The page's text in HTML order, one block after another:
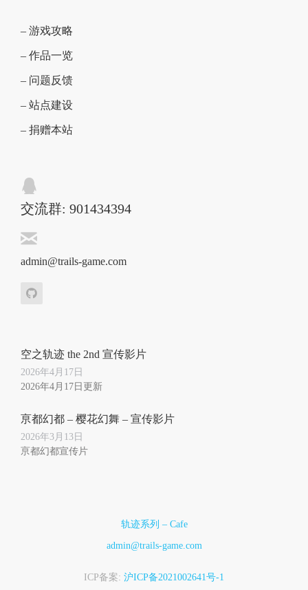
– 游戏攻略
– 作品一览
– 问题反馈
– 站点建设
– 捐赠本站
交流群: 901434394
admin@trails-game.com
空之轨迹 the 2nd 宣传影片
2026年4月17日
2026年4月17日更新
亰都幻都 – 樱花幻舞 – 宣传影片
2026年3月13日
亰都幻都宣传片
轨迹系列 – Cafe
admin@trails-game.com
ICP备案: 沪ICP备2021002641号-1